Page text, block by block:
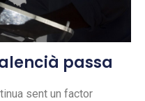
passa
sent un factor